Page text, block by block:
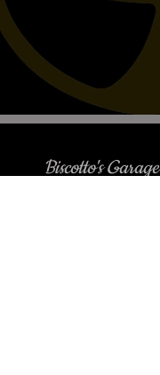
Biscotto's